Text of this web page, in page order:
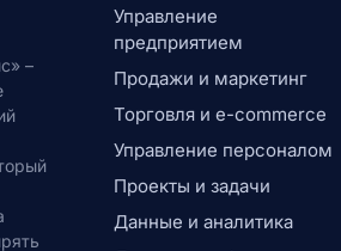
–
Управление
предприятием
Продажи и маркетинг
Торговля и e-commerce
Управление персоналом
Проекты и задачи
Данные и аналитика